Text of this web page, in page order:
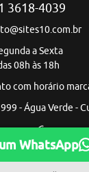
3618-4039
a Sexta
08h às 18h
com horário
- Água Verde -
WhatsApp